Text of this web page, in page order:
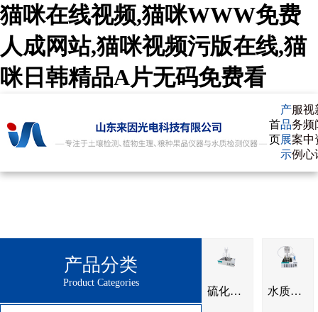
猫咪在线视频,猫咪WWW免费
人成网站,猫咪视频污版在线,猫
咪日韩精品A片无码免费看
首
页
产
品
展
示
服
务
案
例
视
频
中
心
产品分类
Product Categories
硫化物吹气仪IN-LHW4 水质硫化物酸化吹气仪IN-LHW6